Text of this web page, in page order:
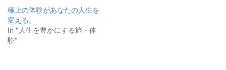
極上の体験があなたの人生を
変える。
In "人生を豊かにする旅・体
験"